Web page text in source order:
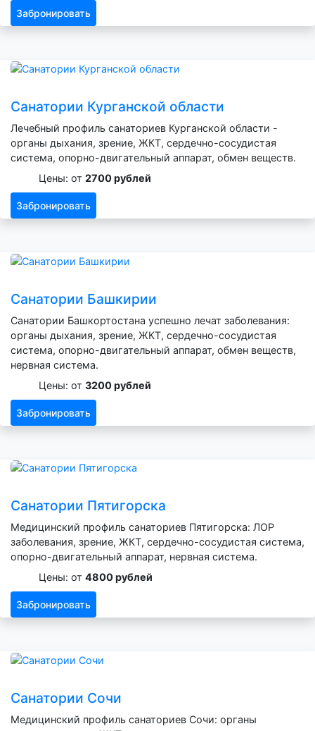
Забронировать
Санатории Курганской области
Лечебный профиль санаториев Курганской области -
органы дыхания, зрение, ЖКТ, сердечно-сосудистая
система, опорно-двигательный аппарат, обмен веществ.
Цены: от 2700 рублей
Забронировать
Санатории Башкирии
Санатории Башкортостана успешно лечат заболевания:
органы дыхания, зрение, ЖКТ, сердечно-сосудистая
система, опорно-двигательный аппарат, обмен веществ,
нервная система.
Цены: от 3200 рублей
Забронировать
Санатории Пятигорска
Медицинский профиль санаториев Пятигорска: ЛОР
заболевания, зрение, ЖКТ, сердечно-сосудистая система,
опорно-двигательный аппарат, нервная система.
Цены: от 4800 рублей
Забронировать
Санатории Сочи
Медицинский профиль санаториев Сочи: органы